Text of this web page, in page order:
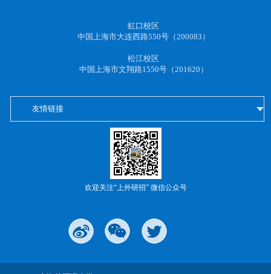
虹口校区
中国上海市大连西路550号（200083）
松江校区
中国上海市文翔路1550号（201620）
友情链接
欢迎关注“上外研招” 微信公众号